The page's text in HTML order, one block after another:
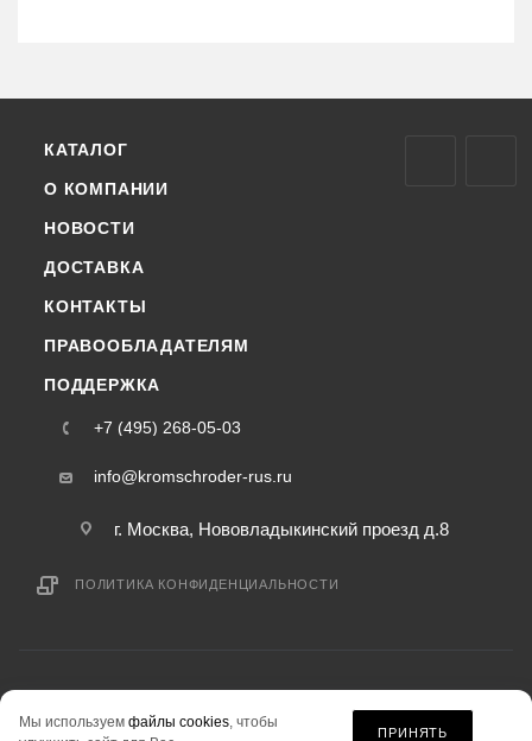
КАТАЛОГ
О КОМПАНИИ
НОВОСТИ
ДОСТАВКА
КОНТАКТЫ
ПРАВООБЛАДАТЕЛЯМ
ПОДДЕРЖКА
+7 (495) 268-05-03
info@kromschroder-rus.ru
г. Москва, Нововладыкинский проезд д.8
ПОЛИТИКА КОНФИДЕНЦИАЛЬНОСТИ
информация на сайте «kromschroder-rus.ru» не является публичной офертой.
Мы используем файлы cookies, чтобы
ПРИНЯТЬ